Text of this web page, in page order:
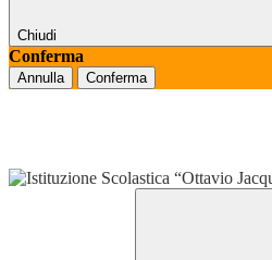
Chiudi
Conferma
Annulla Conferma